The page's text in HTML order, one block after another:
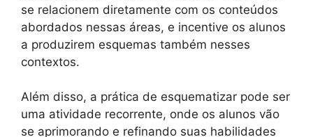
se relacionem diretamente com os conteúdos
abordados nessas áreas, e incentive os alunos
a produzirem esquemas também nesses
contextos.
Além disso, a prática de esquematizar pode ser
uma atividade recorrente, onde os alunos vão
se aprimorando e refinando suas habilidades